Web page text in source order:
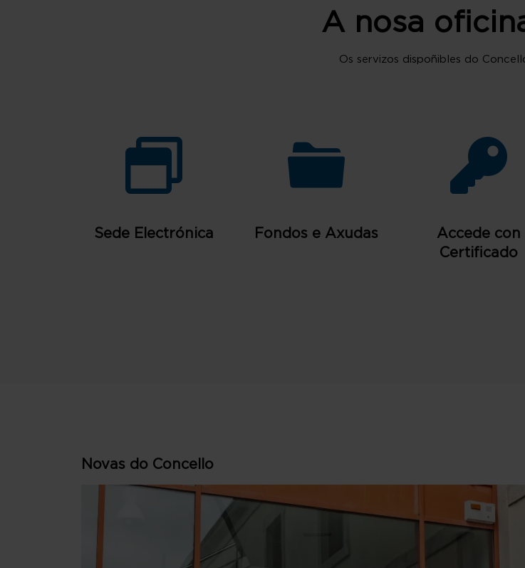
A nosa
Os servizos dispoñibles do
Sede Electrónica Fondos e Axudas
Accede con
Certificado
Novas do Concello